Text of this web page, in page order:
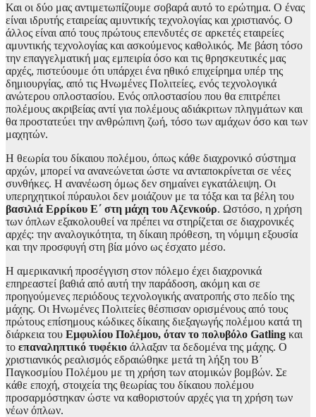
Και οι δύο μας αντιμετωπίζουμε σοβαρά αυτό το ερώτημα. Ο ένας
είναι ιδρυτής εταιρείας αμυντικής τεχνολογίας και χριστιανός. Ο
άλλος είναι από τους πρώτους επενδυτές σε αρκετές εταιρείες
αμυντικής τεχνολογίας και ασκούμενος καθολικός. Με βάση τόσο
την επαγγελματική μας εμπειρία όσο και τις θρησκευτικές μας
αρχές, πιστεύουμε ότι υπάρχει ένα ηθικό επιχείρημα υπέρ της
δημιουργίας, από τις Ηνωμένες Πολιτείες, ενός τεχνολογικά
ανώτερου οπλοστασίου. Ενός οπλοστασίου που θα επιτρέπει
πολέμους ακριβείας αντί για πολέμους αδιάκριτων πληγμάτων και
θα προστατεύει την ανθρώπινη ζωή, τόσο των αμάχων όσο και των
μαχητών.
Η θεωρία του δίκαιου πολέμου, όπως κάθε διαχρονικό σύστημα
αρχών, μπορεί να ανανεώνεται ώστε να ανταποκρίνεται σε νέες
συνθήκες. Η ανανέωση όμως δεν σημαίνει εγκατάλειψη. Οι
υπερηχητικοί πύραυλοι δεν μοιάζουν με τα τόξα και τα βέλη του
βασιλιά Ερρίκου Ε΄ στη μάχη του Αζενκούρ. Ωστόσο, η χρήση
των όπλων εξακολουθεί να πρέπει να στηρίζεται σε διαχρονικές
αρχές: την αναλογικότητα, τη δίκαιη πρόθεση, τη νόμιμη εξουσία
και την προσφυγή στη βία μόνο ως έσχατο μέσο.
Η αμερικανική προσέγγιση στον πόλεμο έχει διαχρονικά
επηρεαστεί βαθιά από αυτή την παράδοση, ακόμη και σε
προηγούμενες περιόδους τεχνολογικής ανατροπής στο πεδίο της
μάχης. Οι Ηνωμένες Πολιτείες θέσπισαν ορισμένους από τους
πρώτους επίσημους κώδικες δίκαιης διεξαγωγής πολέμου κατά τη
διάρκεια του Εμφυλίου Πολέμου, όταν το πολυβόλο Gatling και
το επαναληπτικό τυφέκιο άλλαξαν τα δεδομένα της μάχης. Ο
χριστιανικός ρεαλισμός εδραιώθηκε μετά τη λήξη του Β΄
Παγκοσμίου Πολέμου με τη χρήση των ατομικών βομβών. Σε
κάθε εποχή, στοιχεία της θεωρίας του δίκαιου πολέμου
προσαρμόστηκαν ώστε να καθοριστούν αρχές για τη χρήση των
νέων όπλων.